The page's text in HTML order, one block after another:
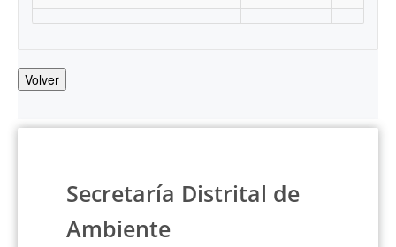
Volver
Secretaría Distrital de
Ambiente